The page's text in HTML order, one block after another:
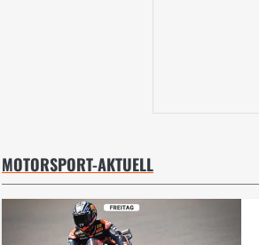
MOTORSPORT-AKTUELL